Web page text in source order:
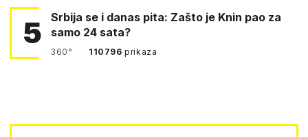
5
Srbija se i danas pita: Zašto je Knin pao za
samo 24 sata?
360° 110796prikaza